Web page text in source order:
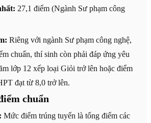
27,1 điểm (Ngành Sư phạm công
Riêng với ngành Sư phạm công nghệ,
chuẩn, thí sinh còn phải đáp ứng yêu
lớp 12 xếp loại Giỏi trở lên hoặc điểm
đạt từ 8,0 trở lên.
chuẩn
Mức điểm trúng tuyển là tổng điểm các